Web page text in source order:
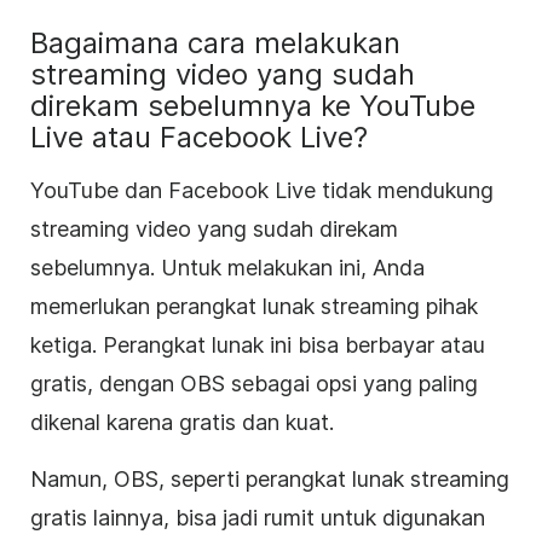
Bagaimana cara melakukan
streaming video yang sudah
direkam sebelumnya ke YouTube
Live atau Facebook Live?
YouTube dan Facebook Live tidak mendukung
streaming video yang sudah direkam
sebelumnya. Untuk melakukan ini, Anda
memerlukan perangkat lunak streaming pihak
ketiga. Perangkat lunak ini bisa berbayar atau
gratis, dengan OBS sebagai opsi yang paling
dikenal karena gratis dan kuat.
Namun, OBS, seperti perangkat lunak streaming
gratis lainnya, bisa jadi rumit untuk digunakan